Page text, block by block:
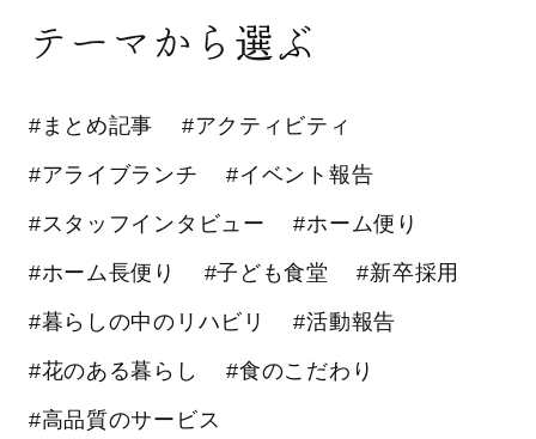
テーマから選ぶ
#まとめ記事 #アクティビティ
#アライブランチ #イベント報告
#スタッフインタビュー #ホーム便り
#ホーム長便り #子ども食堂 #新卒採用
#暮らしの中のリハビリ #活動報告
#花のある暮らし #食のこだわり
#高品質のサービス